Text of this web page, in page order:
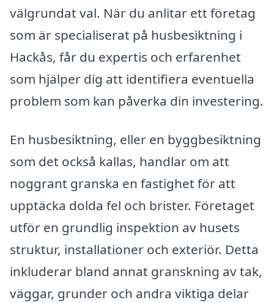
välgrundat val. När du anlitar ett företag
som är specialiserat på husbesiktning i
Hackås, får du expertis och erfarenhet
som hjälper dig att identifiera eventuella
problem som kan påverka din investering.
En husbesiktning, eller en byggbesiktning
som det också kallas, handlar om att
noggrant granska en fastighet för att
upptäcka dolda fel och brister. Företaget
utför en grundlig inspektion av husets
struktur, installationer och exteriör. Detta
inkluderar bland annat granskning av tak,
väggar, grunder och andra viktiga delar